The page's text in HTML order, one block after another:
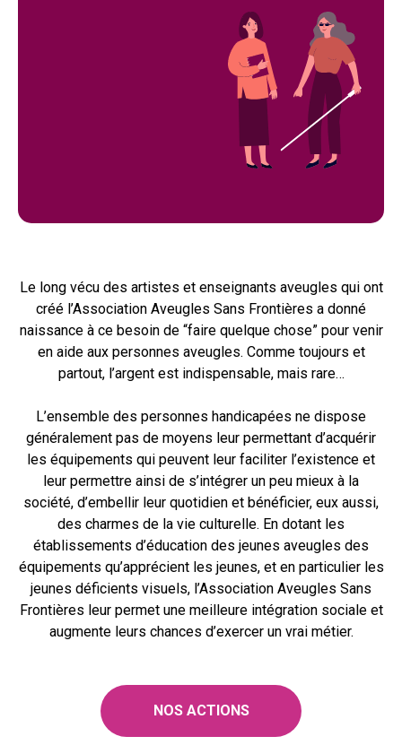
Le long vécu des artistes et enseignants aveugles qui ont
créé l’Association Aveugles Sans Frontières a donné
naissance à ce besoin de “faire quelque chose” pour venir
en aide aux personnes aveugles. Comme toujours et
partout, l’argent est indispensable, mais rare…
L’ensemble des personnes handicapées ne dispose
généralement pas de moyens leur permettant d’acquérir
les équipements qui peuvent leur faciliter l’existence et
leur permettre ainsi de s’intégrer un peu mieux à la
société, d’embellir leur quotidien et bénéficier, eux aussi,
des charmes de la vie culturelle. En dotant les
établissements d’éducation des jeunes aveugles des
équipements qu’apprécient les jeunes, et en particulier les
jeunes déficients visuels, l’Association Aveugles Sans
Frontières leur permet une meilleure intégration sociale et
augmente leurs chances d’exercer un vrai métier.
NOS ACTIONS